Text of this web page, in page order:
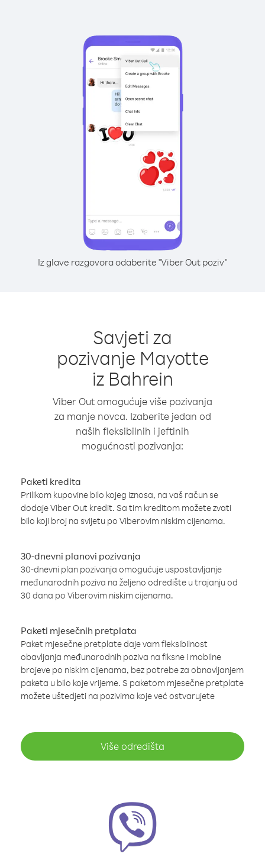
Iz glave razgovora odaberite "Viber Out poziv"
Savjeti za
pozivanje Mayotte
iz Bahrein
Viber Out omogućuje više pozivanja
za manje novca. Izaberite jedan od
naših fleksibilnih i jeftinih
mogućnosti pozivanja:
Paketi kredita
Prilikom kupovine bilo kojeg iznosa, na vaš račun se
dodaje Viber Out kredit. Sa tim kreditom možete zvati
bilo koji broj na svijetu po Viberovim niskim cijenama.
30-dnevni planovi pozivanja
30-dnevni plan pozivanja omogućuje uspostavljanje
međunarodnih poziva na željeno odredište u trajanju od
30 dana po Viberovim niskim cijenama.
Paketi mjesečnih pretplata
Paket mjesečne pretplate daje vam fleksibilnost
obavljanja međunarodnih poziva na fiksne i mobilne
brojeve po niskim cijenama, bez potrebe za obnavljanjem
paketa u bilo koje vrijeme. S paketom mjesečne pretplate
možete uštedjeti na pozivima koje već ostvarujete
Više odredišta